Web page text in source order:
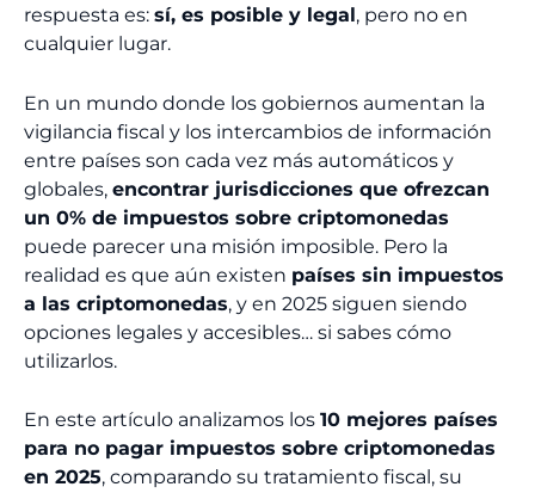
respuesta es: sí, es posible y legal, pero no en
cualquier lugar.
En un mundo donde los gobiernos aumentan la
vigilancia fiscal y los intercambios de información
entre países son cada vez más automáticos y
globales, encontrar jurisdicciones que ofrezcan
un 0% de impuestos sobre criptomonedas
puede parecer una misión imposible. Pero la
realidad es que aún existen países sin impuestos
a las criptomonedas, y en 2025 siguen siendo
opciones legales y accesibles… si sabes cómo
utilizarlos.
En este artículo analizamos los 10 mejores países
para no pagar impuestos sobre criptomonedas
en 2025, comparando su tratamiento fiscal, su